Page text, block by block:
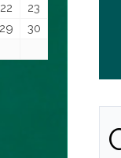
22
23
29
30